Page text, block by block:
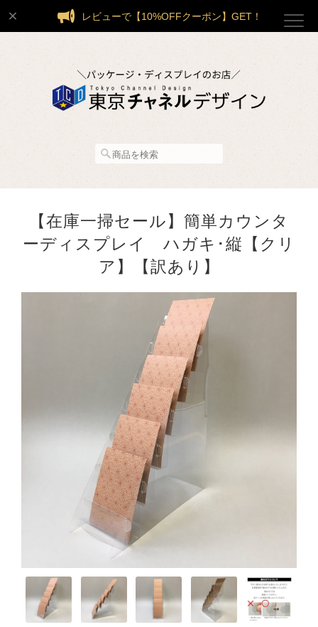
レビューで【10%OFFクーポン】GET！
【在庫一掃セール】簡単カウンタ
ーディスプレイ ハガキ･縦【クリ
ア】【訳あり】